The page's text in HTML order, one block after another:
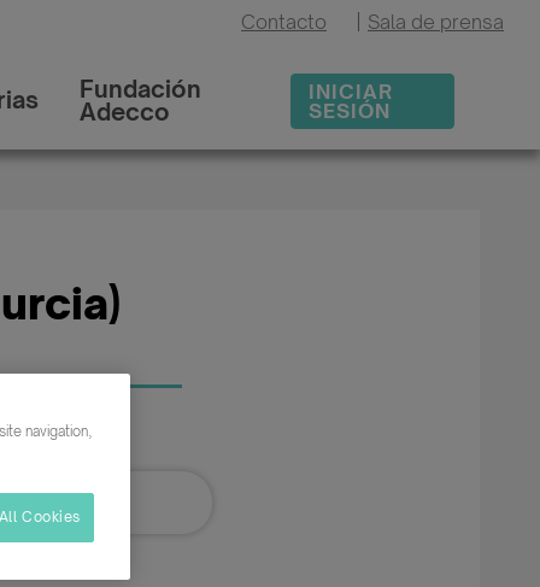
Contacto Sala de prensa
Fundación
Adecco
INICIAR
SESIÓN
navigation,
Cookies